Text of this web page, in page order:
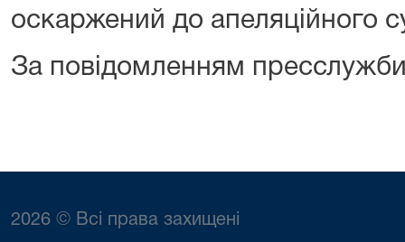
оскаржений до апеляційного
За повідомленням
2026 © Всі права захищені